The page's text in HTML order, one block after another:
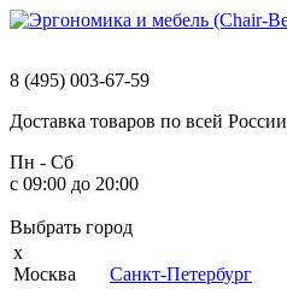
8 (495) 003-67-59
Доставка товаров по всей России
Пн - Сб
с 09:00 до 20:00
Выбрать город
x
Москва
Санкт-Петербург